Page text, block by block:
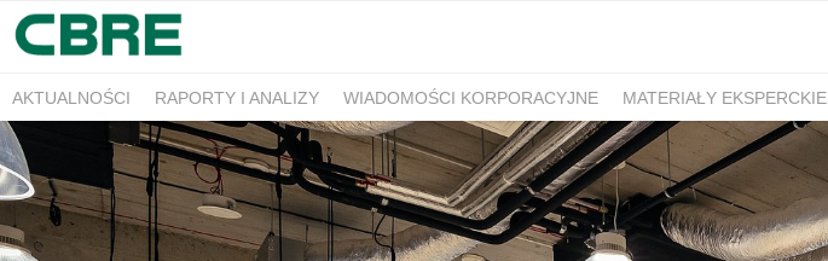
AKTUALNOŚCI RAPORTY I ANALIZY WIADOMOŚCI KORPORACYJNE MATERIAŁY EKSPERCKIE